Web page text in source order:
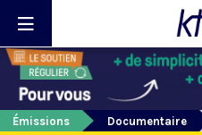
Émissions
Documentaire